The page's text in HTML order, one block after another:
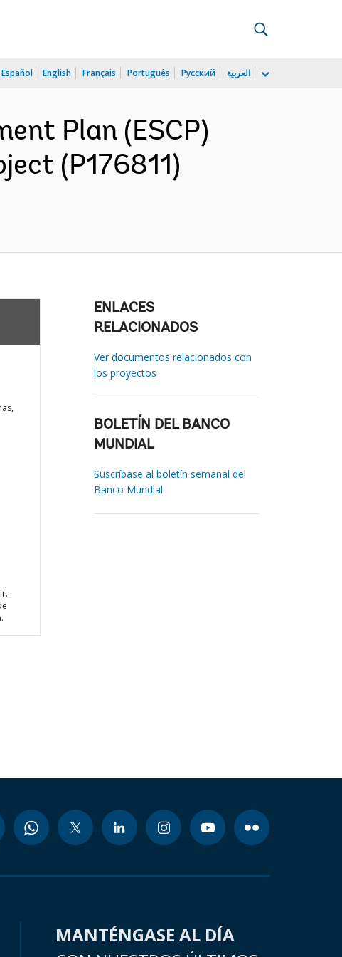
Español English Français Português Русский العربية
Plan (ESCP)
(P176811)
ENLACES
RELACIONADOS
Ver documentos relacionados con
los proyectos
BOLETÍN DEL BANCO
MUNDIAL
Suscríbase al boletín semanal del
Banco Mundial
MANTÉNGASE AL DÍA